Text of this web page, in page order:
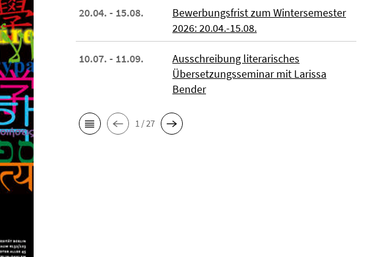
20.04. - 15.08.
Bewerbungsfrist zum Wintersemester
2026: 20.04.-15.08.
10.07. - 11.09.
Ausschreibung literarisches
Übersetzungsseminar mit Larissa
Bender
1 / 27